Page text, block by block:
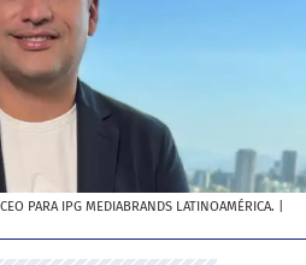
PARA IPG MEDIABRANDS LATINOAMÉRICA.